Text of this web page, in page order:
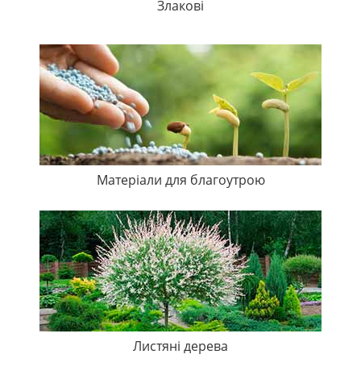
Злакові
Матеріали для благоутрою
Листяні дерева